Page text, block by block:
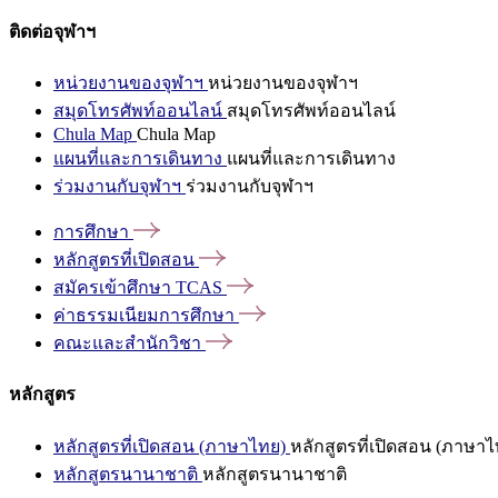
ติดต่อจุฬาฯ
หน่วยงานของจุฬาฯ หน่วยงานของจุฬาฯ
สมุดโทรศัพท์ออนไลน์ สมุดโทรศัพท์ออนไลน์
Chula Map Chula Map
แผนที่และการเดินทาง แผนที่และการเดินทาง
ร่วมงานกับจุฬาฯ ร่วมงานกับจุฬาฯ
การศึกษา
หลักสูตรที่เปิดสอน
สมัครเข้าศึกษา TCAS
ค่าธรรมเนียมการศึกษา
คณะและสำนักวิชา
หลักสูตร
หลักสูตรที่เปิดสอน (ภาษาไทย) หลักสูตรที่เปิดสอน (ภาษาไ
หลักสูตรนานาชาติ หลักสูตรนานาชาติ